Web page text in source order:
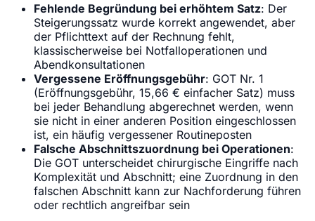
Fehlende Begründung bei erhöhtem Satz: Der
Steigerungssatz wurde korrekt angewendet, aber
der Pflichttext auf der Rechnung fehlt,
klassischerweise bei Notfalloperationen und
Abendkonsultationen
Vergessene Eröffnungsgebühr: GOT Nr. 1
(Eröffnungsgebühr, 15,66 € einfacher Satz) muss
bei jeder Behandlung abgerechnet werden, wenn
sie nicht in einer anderen Position eingeschlossen
ist, ein häufig vergessener Routineposten
Falsche Abschnittszuordnung bei Operationen:
Die GOT unterscheidet chirurgische Eingriffe nach
Komplexität und Abschnitt; eine Zuordnung in den
falschen Abschnitt kann zur Nachforderung führen
oder rechtlich angreifbar sein